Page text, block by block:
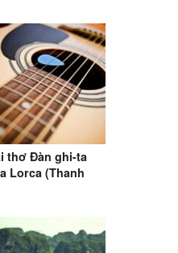
thơ Đàn ghi-ta
Lorca (Thanh